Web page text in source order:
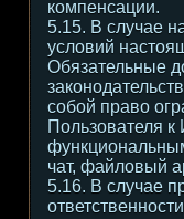
компенсации.
5.15. В случае
условий
Обязательные
собой право
Пользователя
чат, файловый
5.16. В случае